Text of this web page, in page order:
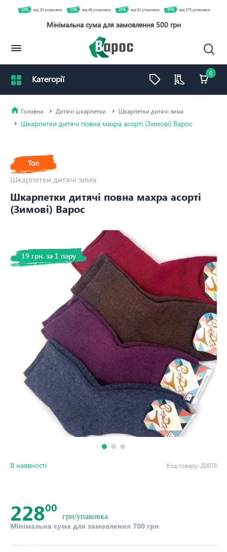
0
-10% від 30 упаковок -15% від 46 упаковок -25% від 92 упаковок -35% від 175 упаковок
Мінімальна сума для замовлення 500 грн
Дитячі шкарпетки Шкарпетки дитячі зима
Шкарпетки дитячі повна махра асорті (Зимові) Варос
Топ
Шкарпетки дитячі зима
Шкарпетки дитячі повна махра асорті
(Зимові) Варос
19 грн. за 1 пару
22800
грн/упаковка
Мінімальна сума для замовлення 700 грн
В наявності Код товару: Д0078